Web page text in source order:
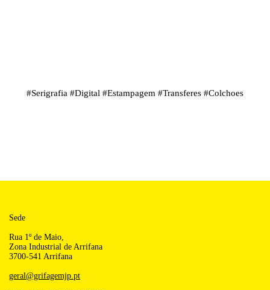
#Serigrafia #Digital #Estampagem #Transferes #Colchoes
Sede
Rua 1º de Maio,
Zona Industrial de Arrifana
3700-541 Arrifana
geral@grifagemjp.pt